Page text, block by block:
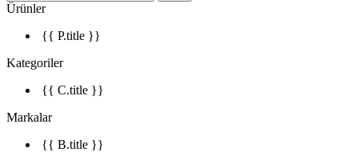
Ürünler
{{ P.title }}
Kategoriler
{{ C.title }}
Markalar
{{ B.title }}